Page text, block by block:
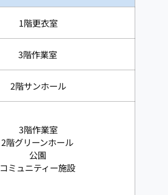
1階更衣室
3階作業室
2階サンホール
3階作業室
2階グリーンホール
公園
コミュニティー施設